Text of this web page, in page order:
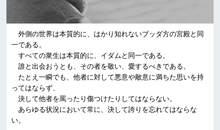
外側の世界は本質的に、はかり知れないブッダ方の宮殿と同
一である。
すべての衆生は本質的に、イダムと同一である。
誰と出会おうとも、その者を敬い、愛するべきである。
たとえ一瞬でも、他者に対して悪意や敵意に満ちた思いを持
ってはならず、
決して他者を罵ったり傷つけたりしてはならない。
あらゆる状況において常に、決して誇りを忘れてはならな
い。